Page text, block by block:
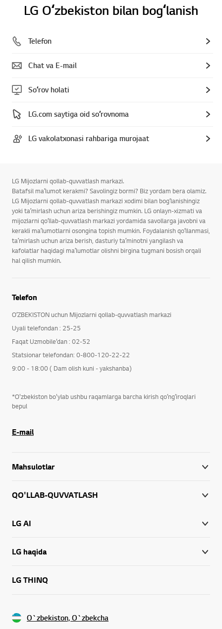
LG Oʻzbekiston bilan bogʻlanish
Telefon
Chat va E-mail
Soʻrov holati
LG.com saytiga oid soʻrovnoma
LG vakolatxonasi rahbariga murojaat
LG Mijozlarni qollab-quvvatlash markazi.
Batafsil maʼlumot kerakmi? Savolingiz bormi? Biz yordam bera olamiz.
LG Mijozlarni qollab-quvvatlash markazi xodimi bilan bogʻlanishingiz
yoki taʼmirlash uchun ariza berishingiz mumkin. LG onlayn-xizmati va
mijozlarni qoʻllab-quvvatlash markazi yordamida savollarga javobni va
kerakli maʼlumotlarni osongina topish mumkin. Foydalanish qoʻllanmasi,
taʼmirlash uchun ariza berish, dasturiy taʼminotni yangilash va
kafolatlar haqidagi maʼlumotlar olishni birgina tugmani bosish orqali
hal qilish mumkin.
Telefon
OʻZBEKISTON uchun Mijozlarni qollab-quvvatlash markazi
Uyali telefondan : 25-25
Faqat Uzmobile’dan : 02-52
Statsionar telefondan: 0-800-120-22-22
9:00 - 18:00 ( Dam olish kuni - yakshanba)
*O'zbekiston bo'ylab ushbu raqamlarga barcha kirish qoʻngʻiroqlari
bepul
E-mail
Mahsulotlar
QO'LLAB-QUVVATLASH
LG AI
LG haqida
LG THINQ
O`zbekiston, O`zbekcha